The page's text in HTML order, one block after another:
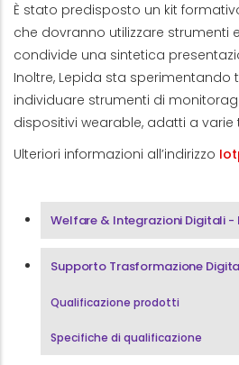
È stato predisposto un kit
che dovranno utilizzare strumenti
condivide una sintetica
Inoltre, Lepida sta sperimentando
individuare strumenti di
dispositivi wearable, adatti a varie
Ulteriori informazioni all’indirizzo
Menu Area Welfare &
Welfare & Integrazioni Digitali -
Supporto Trasformazione
Qualificazione prodotti
Specifiche di qualificazione